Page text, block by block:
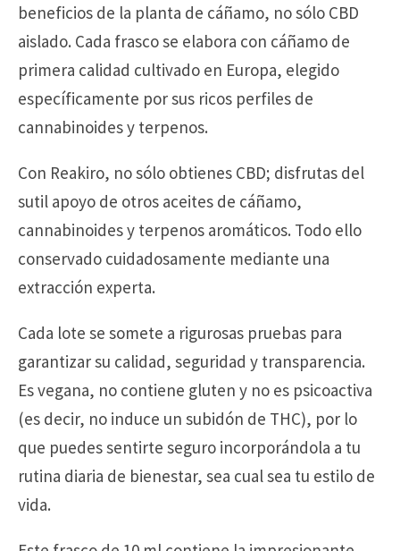
beneficios de la planta de cáñamo, no sólo CBD
aislado. Cada frasco se elabora con cáñamo de
primera calidad cultivado en Europa, elegido
específicamente por sus ricos perfiles de
cannabinoides y terpenos.
Con Reakiro, no sólo obtienes CBD; disfrutas del
sutil apoyo de otros aceites de cáñamo,
cannabinoides y terpenos aromáticos. Todo ello
conservado cuidadosamente mediante una
extracción experta.
Cada lote se somete a rigurosas pruebas para
garantizar su calidad, seguridad y transparencia.
Es vegana, no contiene gluten y no es psicoactiva
(es decir, no induce un subidón de THC), por lo
que puedes sentirte seguro incorporándola a tu
rutina diaria de bienestar, sea cual sea tu estilo de
vida.